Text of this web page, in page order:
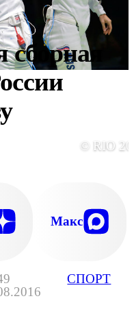
СПОРТ
© RIO
Макс